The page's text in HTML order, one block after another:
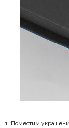
Поместим